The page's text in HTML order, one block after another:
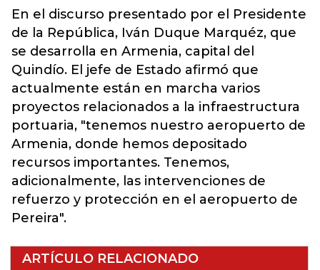
En el discurso presentado por el Presidente
de la República, Iván Duque Marquéz, que
se desarrolla en Armenia, capital del
Quindío. El jefe de Estado afirmó que
actualmente están en marcha varios
proyectos relacionados a la infraestructura
portuaria, "tenemos nuestro aeropuerto de
Armenia, donde hemos depositado
recursos importantes. Tenemos,
adicionalmente, las intervenciones de
refuerzo y protección en el aeropuerto de
Pereira".
ARTÍCULO RELACIONADO